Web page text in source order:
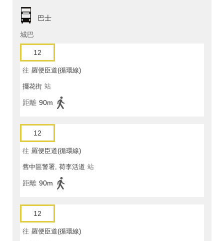
巴士
城巴
12
往 羅便臣道(循環線)
擺花街 站
距離 90m
12
往 羅便臣道(循環線)
舊中區警署, 荷李活道 站
距離 90m
12
往 羅便臣道(循環線)